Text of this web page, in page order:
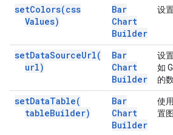
setColors(css
Values)
Bar
Chart
Builder
设
setDataSourceUrl(
url)
Bar
Chart
Builder
设
如
的
setDataTable(
tableBuilder)
Bar
Chart
Builder
使
置